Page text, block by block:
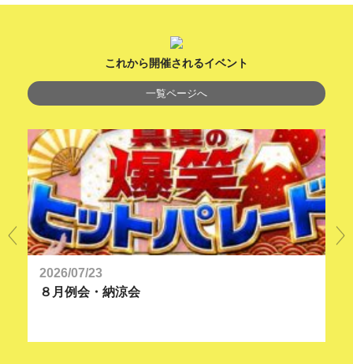
これから開催されるイベント
一覧ページへ
2026/07/23
８月例会・納涼会